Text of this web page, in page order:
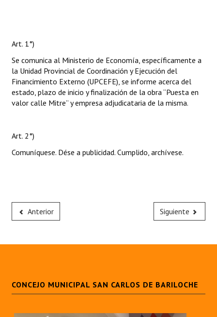
Art. 1°)
Se comunica al Ministerio de Economía, específicamente a
la Unidad Provincial de Coordinación y Ejecución del
Financimiento Externo (UPCEFE), se informe acerca del
estado, plazo de inicio y finalización de la obra “Puesta en
valor calle Mitre” y empresa adjudicataria de la misma.
Art. 2°)
Comuníquese. Dése a publicidad. Cumplido, archívese.
Anterior Siguiente
CONCEJO MUNICIPAL SAN CARLOS DE BARILOCHE